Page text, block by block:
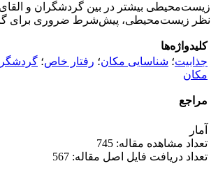
زیست‌محیطی بیشتر در بین گردشگران و القای
نظر زیست‌محیطی، پیش‌شرط ضروری برای
کلیدواژه‌ها
جذابیت؛ شناسایی مکان؛ رفتار خاص؛
مکان
مراجع
آمار
تعداد مشاهده مقاله: 745
تعداد دریافت فایل اصل مقاله: 567